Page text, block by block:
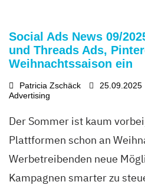
Social Ads News 09/
und Threads Ads,
Weihnachtssaison ein
Patricia Zschäck 25.09.2025
Advertising
Der Sommer ist kaum
Plattformen schon an
Werbetreibenden neue
Kampagnen smarter zu